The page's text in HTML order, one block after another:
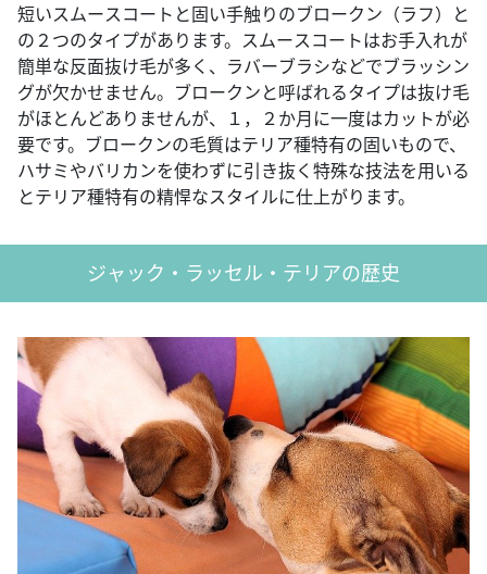
短いスムースコートと固い手触りのブロークン（ラフ）と
の２つのタイプがあります。スムースコートはお手入れが
簡単な反面抜け毛が多く、ラバーブラシなどでブラッシン
グが欠かせません。ブロークンと呼ばれるタイプは抜け毛
がほとんどありませんが、１，２か月に一度はカットが必
要です。ブロークンの毛質はテリア種特有の固いもので、
ハサミやバリカンを使わずに引き抜く特殊な技法を用いる
とテリア種特有の精悍なスタイルに仕上がります。
ジャック・ラッセル・テリアの歴史